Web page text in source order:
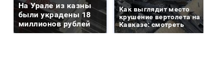
На Урале из казны
были украдены 18
миллионов рублей
Как выглядит место
крушение вертолета на
Кавказе: смотреть